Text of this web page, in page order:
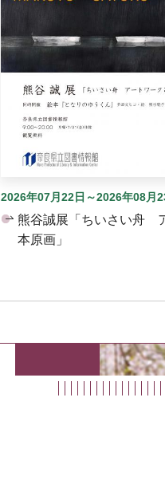
2026年07月22日～2026年08月
熊谷誠展「ちいさい舟
本原画」